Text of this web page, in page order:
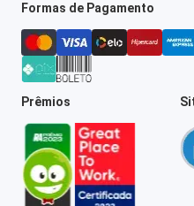
Formas de Pagamento
Prêmios